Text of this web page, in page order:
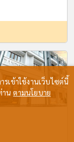
รเข้าใช้งานเว็บไซต์นี้
านตามนโยบาย